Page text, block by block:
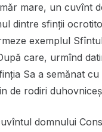
mare, un cuvînt
dintre sfinții
exemplul
care, urmînd
Sa a semănat
de rodiri
domnului